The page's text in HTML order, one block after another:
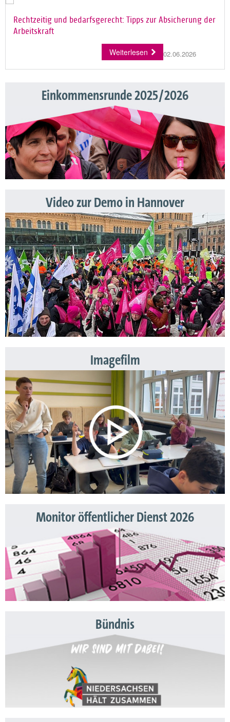
Einkommensrunde 2025/2026
Video zur Demo in Hannover
Imagefilm
Monitor öffentlicher Dienst 2026
Bündnis
Rechtzeitig und bedarfsgerecht: Tipps zur Absicherung der
Arbeitskraft
02.06.2026
Weiterlesen